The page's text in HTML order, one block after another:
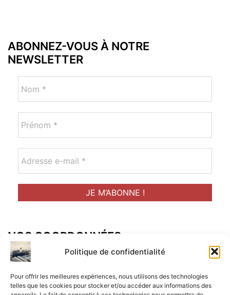
Politique de confidentialité
Pour offrir les meilleures expériences, nous utilisons des technologies
telles que les cookies pour stocker et/ou accéder aux informations des
ABONNEZ-VOUS À NOTRE
NEWSLETTER
NOS COORDONNÉES
Adresse postal :
ALCF
34 Rue René Brunen